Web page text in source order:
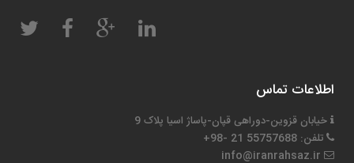
اطلاعات تماس
خیابان قزوین-دوراهی قپان-پاساژ اسیا پلاک 9
تلفن: 55757688 21 -98+